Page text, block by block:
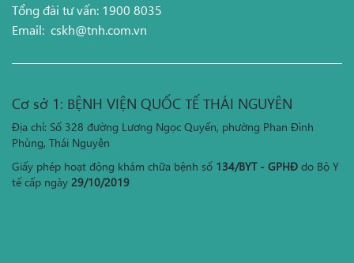
Tổng đài tư vấn: 1900 8035
Email: cskh@tnh.com.vn
Cơ sở 1: BỆNH VIỆN QUỐC TẾ THÁI NGUYÊN
Địa chỉ: Số 328 đường Lương Ngọc Quyến, phường Phan Đình
Phùng, Thái Nguyên
Giấy phép hoạt động khám chữa bệnh số 134/BYT - GPHĐ do Bộ Y
tế cấp ngày 29/10/2019